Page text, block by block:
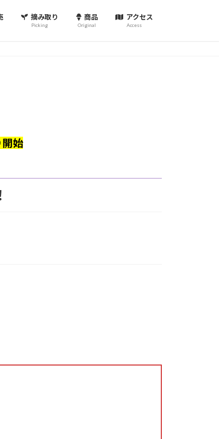
摘み取り
Picking
商品
Original
アクセス
Access
始